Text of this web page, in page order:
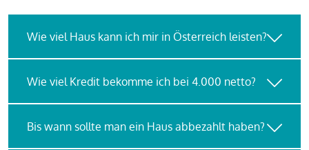
Wie viel Haus kann ich mir in Österreich leisten?
Wie viel Kredit bekomme ich bei 4.000 netto?
Bis wann sollte man ein Haus abbezahlt haben?